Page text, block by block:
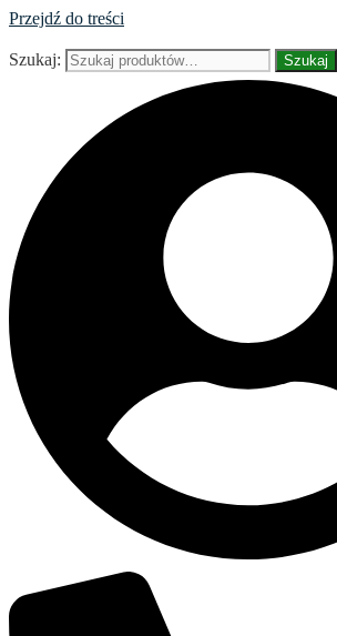
Przejdź do treści
Szukaj: Szukaj